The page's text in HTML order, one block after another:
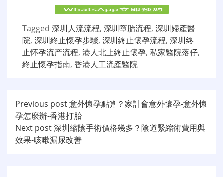
Tagged 深圳人流流程, 深圳墮胎流程, 深圳婦產醫
院, 深圳終止懷孕步驟, 深圳終止懷孕流程, 深圳终
止怀孕流产流程, 港人北上終止懷孕, 私家醫院落仔,
終止懷孕指南, 香港人工流產醫院
文
章
导
Previous post意外懷孕點算？家計會意外懷孕-意外懷
孕怎麼辦-香港打胎
Next post深圳縮陰手術價格幾多？陰道緊縮術費用與
效果-咳嗽漏尿改善